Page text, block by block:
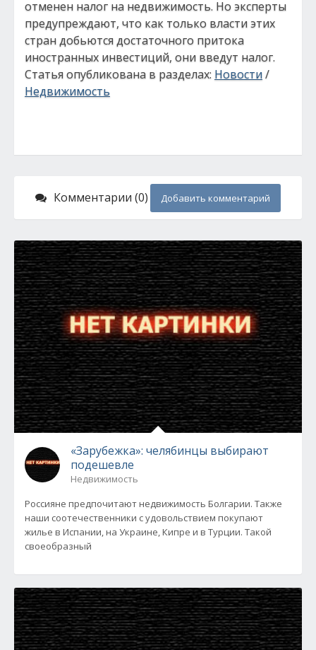
отменен налог на недвижимость. Но эксперты
предупреждают, что как только власти этих
стран добьются достаточного притока
иностранных инвестиций, они введут налог.
Статья опубликована в разделах: Новости/
Недвижимость
Комментарии (0) Добавить комментарий
«Зарубежка»: челябинцы выбирают
подешевле
Недвижимость
Россияне предпочитают недвижимость Болгарии. Также
наши соотечественники с удовольствием покупают
жилье в Испании, на Украине, Кипре и в Турции. Такой
своеобразный